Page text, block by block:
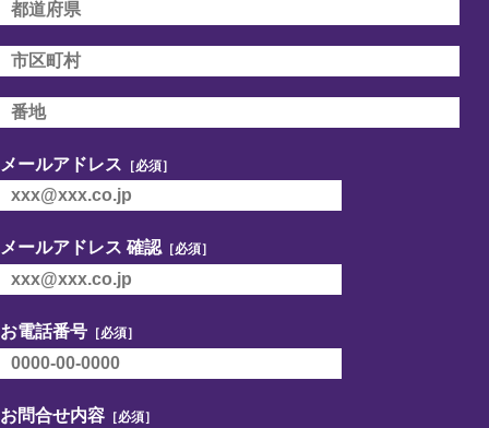
メールアドレス ［必須］
メールアドレス 確認［必須］
お電話番号 ［必須］
お問合せ内容 ［必須］